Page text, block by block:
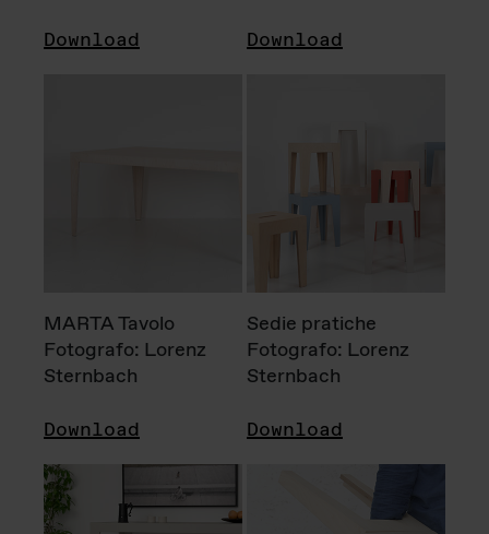
Download Download
MARTA Tavolo
Fotografo: Lorenz
Sternbach
Download
Sedie pratiche
Fotografo: Lorenz
Sternbach
Download